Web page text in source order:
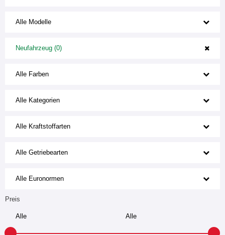
Alle Modelle
Neufahrzeug (0)
Alle Farben
Alle Kategorien
Alle Kraftstoffarten
Alle Getriebearten
Alle Euronormen
Preis